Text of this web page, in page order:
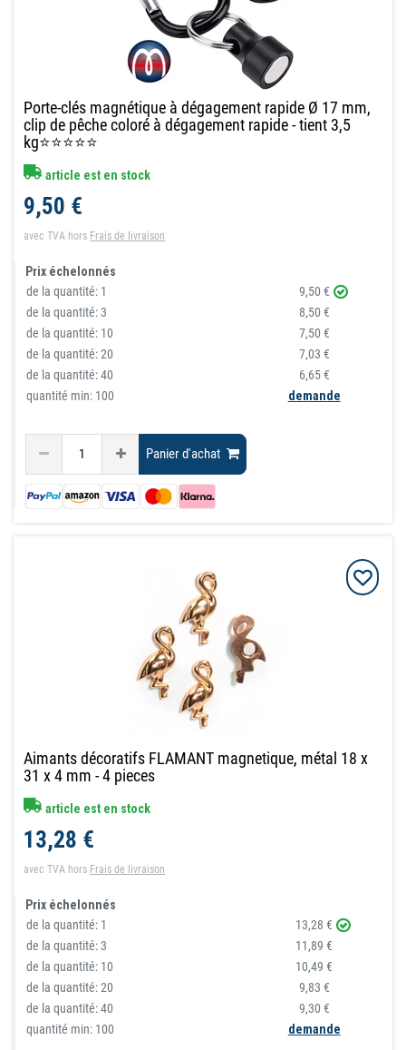
Porte-clés magnétique à dégagement rapide Ø 17 mm,
clip de pêche coloré à dégagement rapide - tient 3,5
kg⭐⭐⭐⭐⭐
article est en stock
9,50 €
avec TVA hors Frais de livraison
Prix échelonnés
de la quantité: 1
9,50 €
de la quantité:3
8,50 €
de la quantité: 10
7,50 €
de la quantité:20
7,03 €
de la quantité:40
6,65 €
quantité min: 100
demande
Panier d'achat
Aimants décoratifs FLAMANT magnetique, métal 18 x
31 x 4 mm - 4 pieces
article est en stock
13,28 €
avec TVA hors Frais de livraison
Prix échelonnés
de la quantité: 1
13,28 €
de la quantité:3
11,89 €
de la quantité: 10
10,49 €
de la quantité:20
9,83 €
de la quantité:40
9,30 €
quantité min: 100
demande